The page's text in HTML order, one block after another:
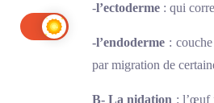
-l’ectoderme : qui
-l’endoderme :
par migration de
B- La nidation : l’œuf